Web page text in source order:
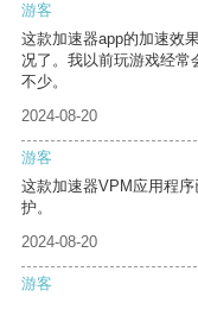
游客
这款加速器app的加速效
况了。我以前玩游戏经常
不少。
2024-08-20
游客
这款加速器VPM应用程
护。
2024-08-20
游客